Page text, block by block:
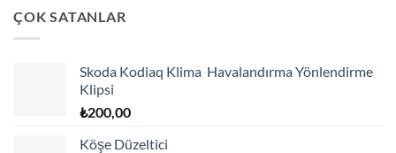
ÇOK SATANLAR
Skoda Kodiaq Klima Havalandırma Yönlendirme
Klipsi
₺200,00
Köşe Düzeltici